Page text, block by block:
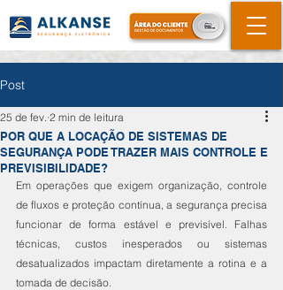
Post
POR QUE A LOCAÇÃO DE SISTEMAS DE
SEGURANÇA PODE TRAZER MAIS CONTROLE E
PREVISIBILIDADE?
25 de fev. 2 min de leitura
Em operações que exigem organização, controle
de fluxos e proteção contínua, a segurança precisa
funcionar de forma estável e previsível. Falhas
técnicas, custos inesperados ou sistemas
desatualizados impactam diretamente a rotina e a
tomada de decisão.